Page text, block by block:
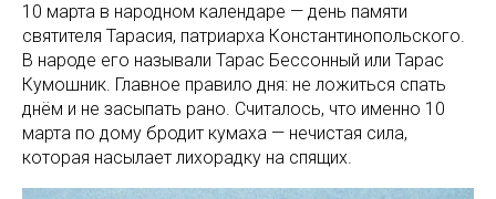
10 марта в народном календаре — день памяти
святителя Тарасия, патриарха Константинопольского.
В народе его называли Тарас Бессонный или Тарас
Кумошник. Главное правило дня: не ложиться спать
днём и не засыпать рано. Считалось, что именно 10
марта по дому бродит кумаха — нечистая сила,
которая насылает лихорадку на спящих.